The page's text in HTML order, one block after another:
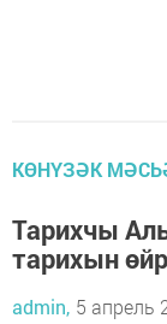
КӨНҮЗӘК
Тарихчы
тарихын
admin, 5 апрель